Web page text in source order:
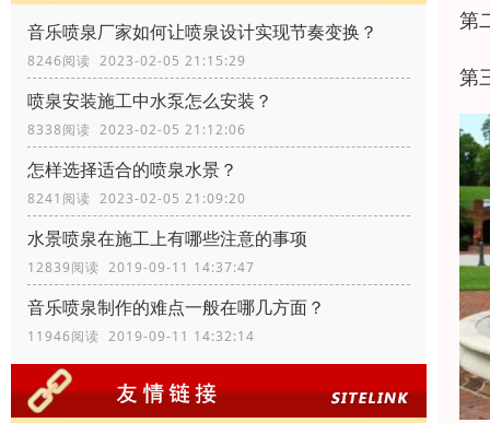
音乐喷泉厂家如何让喷泉设计实现节奏变换？
8246阅读 2023-02-05 21:15:29
喷泉安装施工中水泵怎么安装？
8338阅读 2023-02-05 21:12:06
怎样选择适合的喷泉水景？
8241阅读 2023-02-05 21:09:20
水景喷泉在施工上有哪些注意的事项
12839阅读 2019-09-11 14:37:47
音乐喷泉制作的难点一般在哪几方面？
11946阅读 2019-09-11 14:32:14
第
第